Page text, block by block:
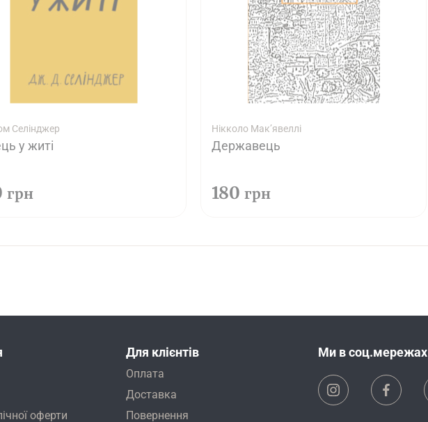
Селінджер
у житі
грн
Нікколо Мак’явеллі
Державець
180 грн
оферти
Для клієнтів
Оплата
Доставка
Повернення
Ми в соц.мережах